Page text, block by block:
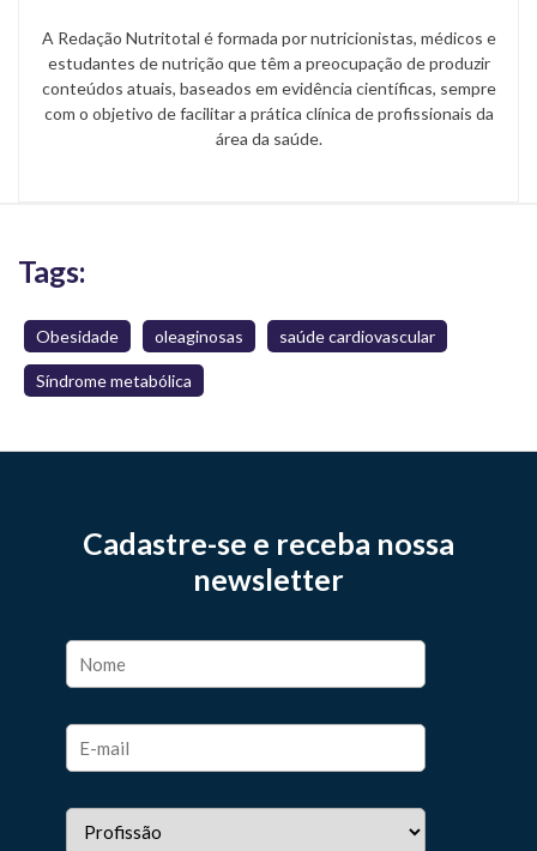
A Redação Nutritotal é formada por nutricionistas, médicos e
estudantes de nutrição que têm a preocupação de produzir
conteúdos atuais, baseados em evidência científicas, sempre
com o objetivo de facilitar a prática clínica de profissionais da
área da saúde.
Tags:
Obesidade oleaginosas saúde cardiovascular
Síndrome metabólica
Cadastre-se e receba nossa
newsletter